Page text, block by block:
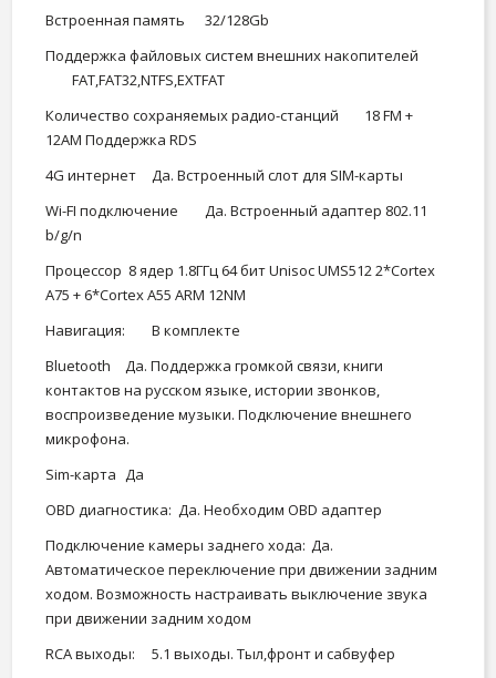
Встроенная память
32/128Gb
Поддержка файловых систем внешних накопителей
FAT,FAT32,NTFS,EXTFAT
Количество сохраняемых радио-станций
18 FM +
12AM Поддержка RDS
4G интернет
Да. Встроенный слот для SIM-карты
Wi-FI подключение
Да. Встроенный адаптер 802.11
b/g/n
Процессор 8 ядер 1.8ГГц 64 бит Unisoc UMS512 2*Cortex
A75 + 6*Cortex A55 ARM 12NM
Навигация:
В комплекте
Bluetooth
Да. Поддержка громкой связи, книги
контактов на русском языке, истории звонков,
воспроизведение музыки. Подключение внешнего
микрофона.
Sim-карта Да
OBD диагностика: Да. Необходим OBD адаптер
Подключение камеры заднего хода: Да.
Автоматическое переключение при движении задним
ходом. Возможность настраивать выключение звука
при движении задним ходом
RCA выходы:
5.1 выходы. Тыл,фронт и сабвуфер